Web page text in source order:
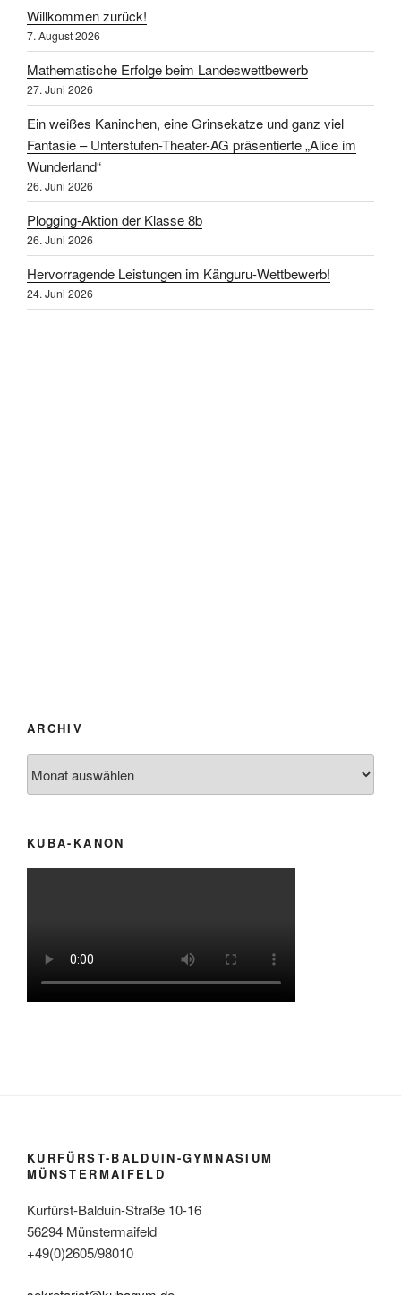
Willkommen zurück!
7. August 2026
Mathematische Erfolge beim Landeswettbewerb
27. Juni 2026
Ein weißes Kaninchen, eine Grinsekatze und ganz viel
Fantasie – Unterstufen-Theater-AG präsentierte „Alice im
Wunderland“
26. Juni 2026
Plogging-Aktion der Klasse 8b
26. Juni 2026
Hervorragende Leistungen im Känguru-Wettbewerb!
24. Juni 2026
ARCHIV
KUBA-KANON
KURFÜRST-BALDUIN-GYMNASIUM
MÜNSTERMAIFELD
Kurfürst-Balduin-Straße 10-16
56294 Münstermaifeld
+49(0)2605/98010